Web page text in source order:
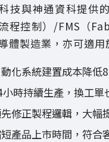
技與神通資科提
程控制）/FMS（
體製造業，亦可適用
化系統建置成本降低
小時持續生產，換工單
修正製程邏輯，大幅
產品上市時間，符合